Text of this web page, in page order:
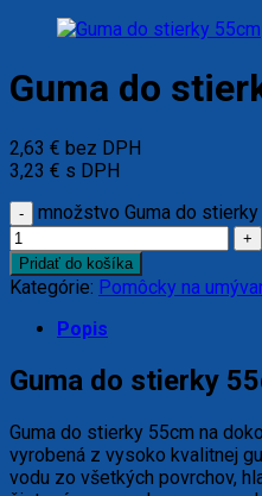
Guma do
2,63 € bez DPH
3,23 € s DPH
množstvo Guma do
Pridať do košíka
Kategórie: Pomôcky na
Popis
Guma do stierky
Guma do stierky 55cm na
vyrobená z vysoko kvalitnej
vodu zo všetkých povrchov,